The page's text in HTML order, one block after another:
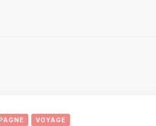
VOYAGE